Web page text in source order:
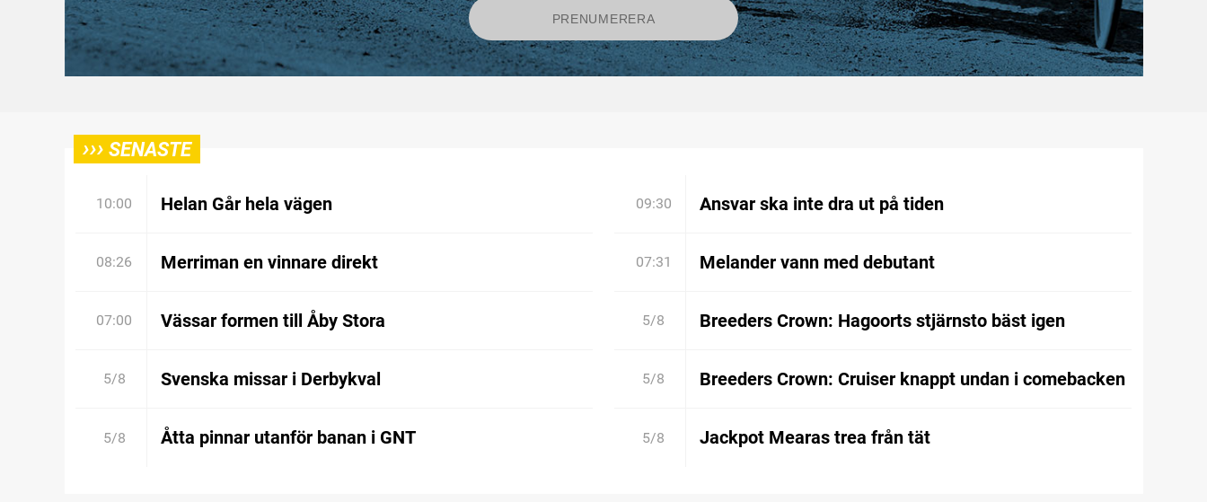
››› SENASTE
10:00 Helan Går hela vägen 09:30 Ansvar ska inte dra ut på tiden
08:26 Merriman en vinnare direkt 07:31 Melander vann med debutant
07:00 Vässar formen till Åby Stora 5/8 Breeders Crown: Hagoorts stjärnsto bäst igen
5/8 Svenska missar i Derbykval 5/8 Breeders Crown: Cruiser knappt undan i comebacken
5/8 Åtta pinnar utanför banan i GNT 5/8 Jackpot Mearas trea från tät